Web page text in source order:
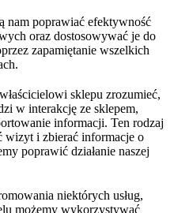
nam poprawiać efektywność
oraz dostosowywać je do
zapamiętanie wszelkich
sklepu zrozumieć,
w interakcję ze sklepem,
informacji. Ten rodzaj
wizyt i zbierać informacje o
poprawić działanie naszej
niektórych usług,
możemy wykorzystywać